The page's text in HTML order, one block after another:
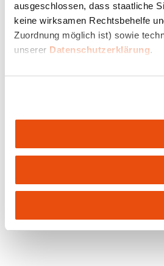
ausgeschlossen, dass staatliche
keine wirksamen Rechtsbehelfe
Zuordnung möglich ist) sowie
unserer Datenschutzerklärung.